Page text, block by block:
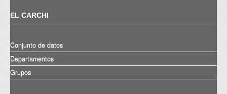
EL CARCHI
Conjunto de datos
Departamentos
Grupos